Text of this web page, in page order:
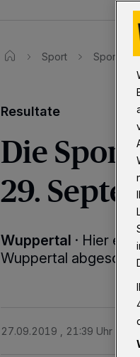
Sport Sport-
Resultate
Die
29.
Wuppertal · Hier
Wuppertal
27.09.2019 , 21:39 Uhr